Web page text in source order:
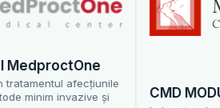
afecțiunile
invazive și
CMD MODUS